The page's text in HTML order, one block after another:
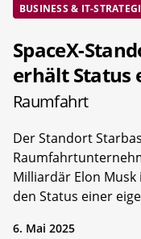
BUSINESS & IT-
SpaceX-
erhält Status
Raumfahrt
Der Standort
Milliardär Elon
den Status einer
6. Mai 2025